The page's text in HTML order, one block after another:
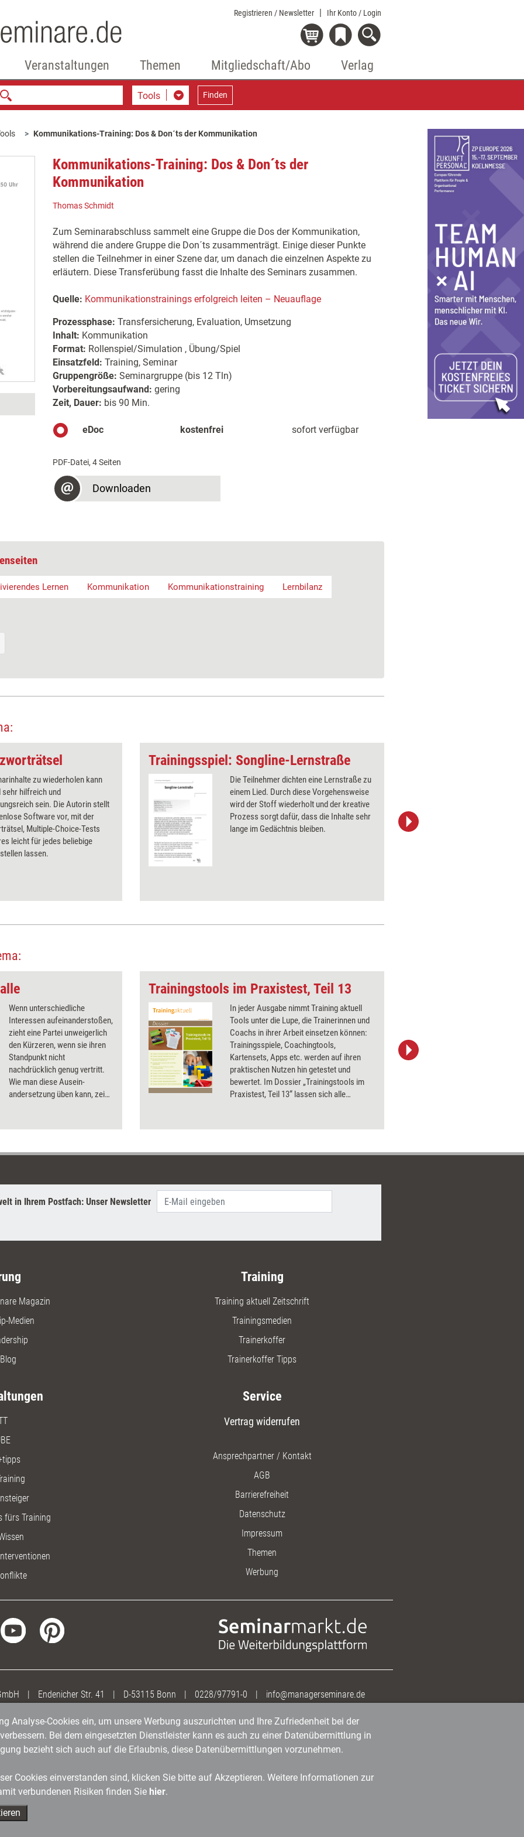
Registrieren / Newsletter Ihr Konto / Login
Veranstaltungen Themen Mitgliedschaft/Abo Verlag
Tools Finden
Kommunikations-Training: Dos & Don´ts der Kommunikation
Kommunikations-Training: Dos & Don´ts der
Kommunikation
Thomas Schmidt
Zum Seminarabschluss sammelt eine Gruppe die Dos der Kommunikation,
während die andere Gruppe die Don´ts zusammenträgt. Einige dieser Punkte
stellen die Teilnehmer in einer Szene dar, um danach die einzelnen Aspekte zu
erläutern. Diese Transferübung fasst die Inhalte des Seminars zusammen.
Quelle: Kommunikationstrainings erfolgreich leiten – Neuauflage
Prozessphase: Transfersicherung, Evaluation, Umsetzung
Inhalt: Kommunikation
Format: Rollenspiel/Simulation , Übung/Spiel
Einsatzfeld: Training, Seminar
Gruppengröße: Seminargruppe (bis 12 Tln)
Vorbereitungsaufwand: gering
Zeit, Dauer: bis 90 Min.
eDoc kostenfrei sofort verfügbar
PDF-Datei, 4 Seiten
Downloaden
Lernen Kommunikation Kommunikationstraining Lernbilanz
zu wiederholen kann
sehr hilfreich und
sein. Die Autorin stellt
Software vor, mit der
Multiple-Choice-Tests
leicht für jedes beliebige
lassen.
Trainingsspiel: Songline-Lernstraße
Die Teilnehmer dichten eine Lernstraße zu
einem Lied. Durch diese Vorgehensweise
wird der Stoff wiederholt und der kreative
Prozess sorgt dafür, dass die Inhalte sehr
lange im Gedächtnis bleiben.
Wenn unterschiedliche
Interessen aufeinanderstoßen,
zieht eine Partei unweigerlich
den Kürzeren, wenn sie ihren
Standpunkt nicht
nachdrücklich genug vertritt.
Wie man diese Ausein­
andersetzung üben kann, zeigt
Rhetorik- und
Trainingstools im Praxistest, Teil 13
In jeder Ausgabe nimmt Training aktuell
Tools unter die Lupe, die Trainerinnen und
Coachs in ihrer Arbeit einsetzen können:
Trainingsspiele, Coachingtools,
Kartensets, Apps etc. werden auf ihren
praktischen Nutzen hin getestet und
bewertet. Im Dossier „Trainingstools im
Praxistest, Teil 13“ lassen sich alle
in Ihrem Postfach: Unser Newsletter
Magazin
Medien
Training
Training aktuell Zeitschrift
Trainingsmedien
Trainerkoffer
Trainerkoffer Tipps
fürs Training
Service
Vertrag widerrufen
Ansprechpartner / Kontakt
AGB
Barrierefreiheit
Datenschutz
Impressum
Themen
Werbung
| Endenicher Str. 41 | D-53115 Bonn | 0228/97791-0 | info@managerseminare.de
Analyse-Cookies ein, um unsere Werbung auszurichten und Ihre Zufriedenheit bei der
Bei dem eingesetzten Dienstleister kann es auch zu einer Datenübermittlung in
bezieht sich auch auf die Erlaubnis, diese Datenübermittlungen vorzunehmen.
Cookies einverstanden sind, klicken Sie bitte auf Akzeptieren. Weitere Informationen zur
verbundenen Risiken finden Sie hier.